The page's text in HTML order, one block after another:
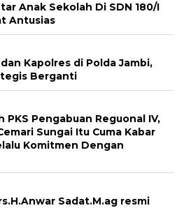
Anak Sekolah Di SDN 180/I
Antusias
Kapolres di Polda Jambi,
Berganti
PKS Pengabuan Reguonal IV,
Sungai Itu Cuma Kabar
Komitmen Dengan
Sadat.M.ag resmi